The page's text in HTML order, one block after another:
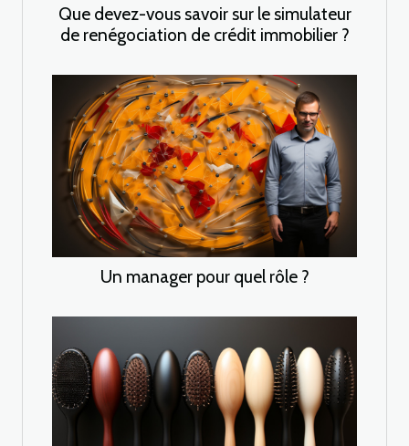
Que devez-vous savoir sur le simulateur
de renégociation de crédit immobilier ?
Un manager pour quel rôle ?